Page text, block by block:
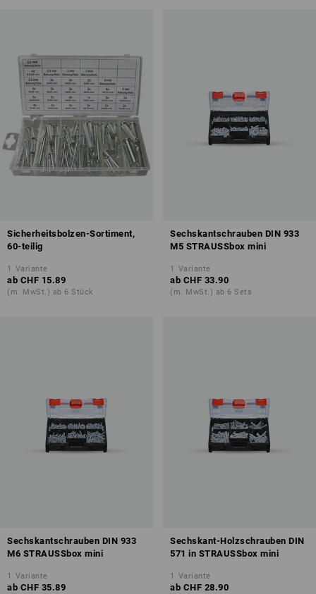
Sicherheitsbolzen-Sortiment,
60-teilig
1 Variante
ab CHF 15.89
(m. MwSt.) ab 6 Stück
Sechskantschrauben DIN 933
M5 STRAUSSbox mini
1 Variante
ab CHF 33.90
(m. MwSt.) ab 6 Sets
Sechskantschrauben DIN 933
M6 STRAUSSbox mini
1 Variante
ab CHF 35.89
Sechskant-Holzschrauben DIN
571 in STRAUSSbox mini
1 Variante
ab CHF 28.90